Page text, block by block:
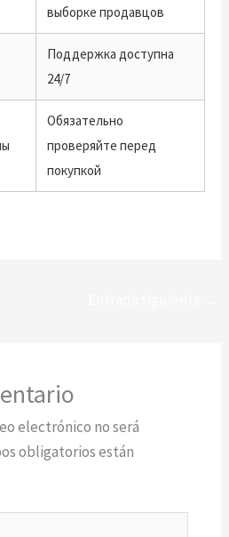
выборке продавцов
Поддержка доступна
24/7
Обязательно
проверяйте перед
покупкой
electrónico no será
obligatorios están